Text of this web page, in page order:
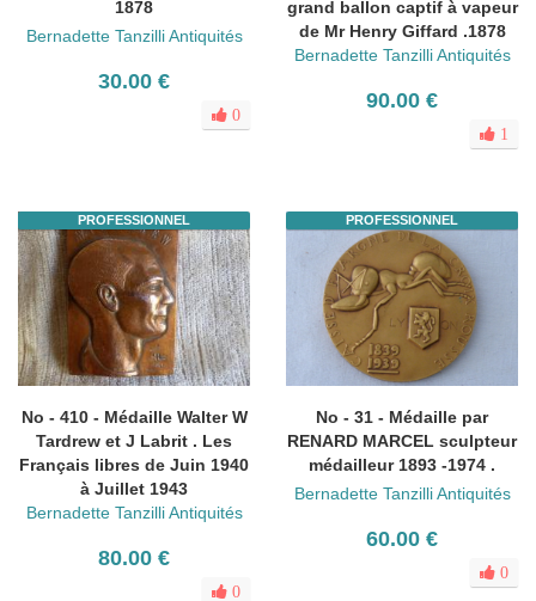
1878
Bernadette Tanzilli Antiquités
30.00 €
0
grand ballon captif à vapeur
de Mr Henry Giffard .1878
Bernadette Tanzilli Antiquités
90.00 €
1
PROFESSIONNEL
No - 410 - Médaille Walter W
Tardrew et J Labrit . Les
Français libres de Juin 1940
à Juillet 1943
Bernadette Tanzilli Antiquités
80.00 €
0
PROFESSIONNEL
No - 31 - Médaille par
RENARD MARCEL sculpteur
médailleur 1893 -1974 .
Bernadette Tanzilli Antiquités
60.00 €
0